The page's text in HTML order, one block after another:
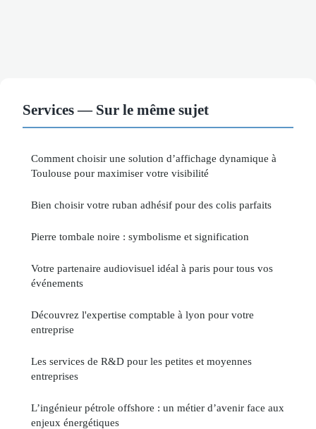
Services — Sur le même sujet
Comment choisir une solution d’affichage dynamique à
Toulouse pour maximiser votre visibilité
Bien choisir votre ruban adhésif pour des colis parfaits
Pierre tombale noire : symbolisme et signification
Votre partenaire audiovisuel idéal à paris pour tous vos
événements
Découvrez l'expertise comptable à lyon pour votre
entreprise
Les services de R&D pour les petites et moyennes
entreprises
L’ingénieur pétrole offshore : un métier d’avenir face aux
enjeux énergétiques